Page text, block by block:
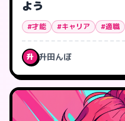
よう
#才能 #キャリア #適職
升 升田んぼ